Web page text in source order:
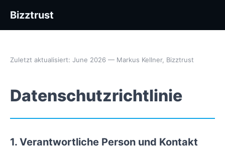
Bizztrust
Zuletzt aktualisiert: June 2026 — Markus Kellner, Bizztrust
Datenschutzrichtlinie
1. Verantwortliche Person und Kontakt